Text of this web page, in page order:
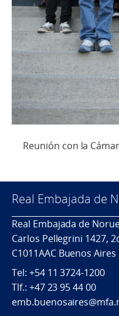
Reunión con la
Real Embajada de
Real Embajada de
Carlos Pellegrini 1427,
C1011AAC Buenos Aires
Tel: +54 11 3724-1200
Tlf.: +47 23 95 44 00